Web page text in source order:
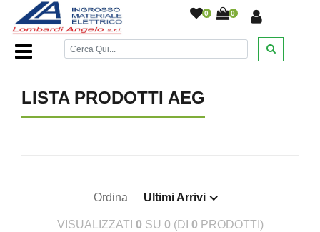
0 0
Home Page/Interruttori automatici/AEG/
LISTA PRODOTTI AEG
Ordina Ultimi Arrivi
VISUALIZZATI 0 SU 0 (DI 0 PRODOTTI)